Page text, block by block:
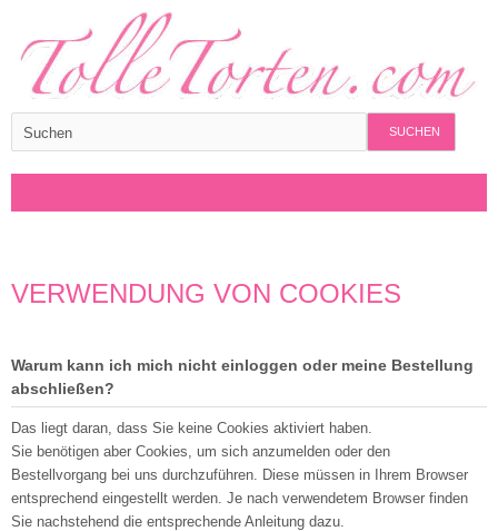
SUCHEN
VERWENDUNG VON COOKIES
Warum kann ich mich nicht einloggen oder meine Bestellung
abschließen?
Das liegt daran, dass Sie keine Cookies aktiviert haben.
Sie benötigen aber Cookies, um sich anzumelden oder den
Bestellvorgang bei uns durchzuführen. Diese müssen in Ihrem Browser
entsprechend eingestellt werden. Je nach verwendetem Browser finden
Sie nachstehend die entsprechende Anleitung dazu.